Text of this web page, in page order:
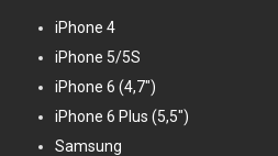
iPhone 4
iPhone 5/5S
iPhone 6 (4,7")
iPhone 6 Plus (5,5")
Samsung